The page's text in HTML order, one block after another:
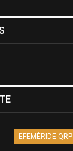
EFEMÉRIDE QRP